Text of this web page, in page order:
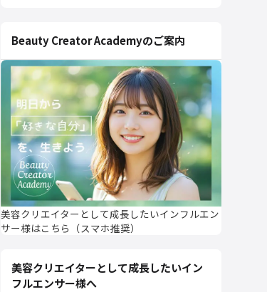
Beauty Creator Academyのご案内
美容クリエイターとして成長したいインフルエン
サー様はこちら（スマホ推奨）
美容クリエイターとして成長したいイン
フルエンサー様へ